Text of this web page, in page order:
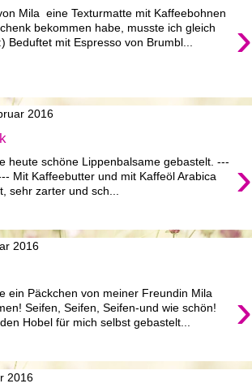
›
Mila eine Texturmatte mit Kaffeebohnen
bekommen habe, musste ich gleich
Beduftet mit Espresso von Brumbl...
2016
›
heute schöne Lippenbalsame gebastelt. ---
Mit Kaffeebutter und mit Kaffeöl Arabica
sehr zarter und sch...
2016
›
ein Päckchen von meiner Freundin Mila
Seifen, Seifen, Seifen-und wie schön!
Hobel für mich selbst gebastelt...
2016